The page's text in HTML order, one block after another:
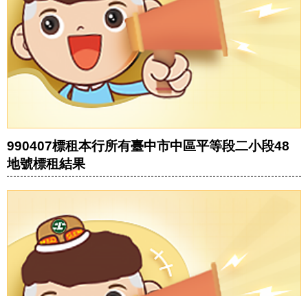
990407標租本行所有臺中市中區平等段二小段48
地號標租結果